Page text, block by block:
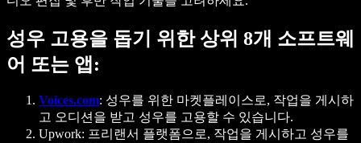
성우 고용을 돕기 위한 상위 8개 소프트웨
어 또는 앱:
Voices.com: 성우를 위한 마켓플레이스로, 작업을 게시하
고 오디션을 받고 성우를 고용할 수 있습니다.
Upwork: 프리랜서 플랫폼으로, 작업을 게시하고 성우를